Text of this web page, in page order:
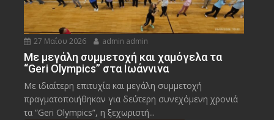
27 Μαΐου 2026 admin admin
Με μεγάλη συμμετοχή και χαμόγελα τα
“Geri Olympics” στα Ιωάννινα
Με ιδιαίτερη επιτυχία και μεγάλη συμμετοχή
πραγματοποιήθηκαν για δεύτερη συνεχόμενη χρονιά
τα “Geri Olympics”, η ξεχωριστή...